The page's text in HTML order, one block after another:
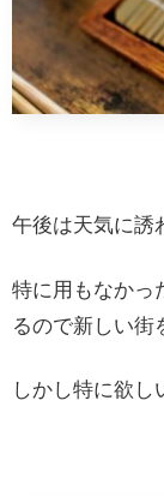
午後は天気に誘
特に用もなかっ
るので新しい街
しかし特に欲し